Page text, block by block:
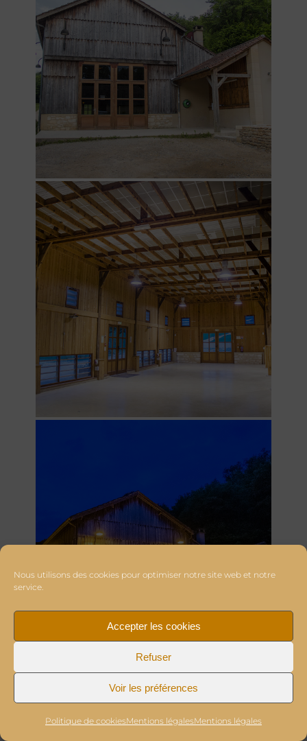
Nous utilisons des cookies pour optimiser notre site web et notre
service.
Accepter les cookies
Refuser
Voir les préférences
Politique de cookiesMentions légalesMentions légales